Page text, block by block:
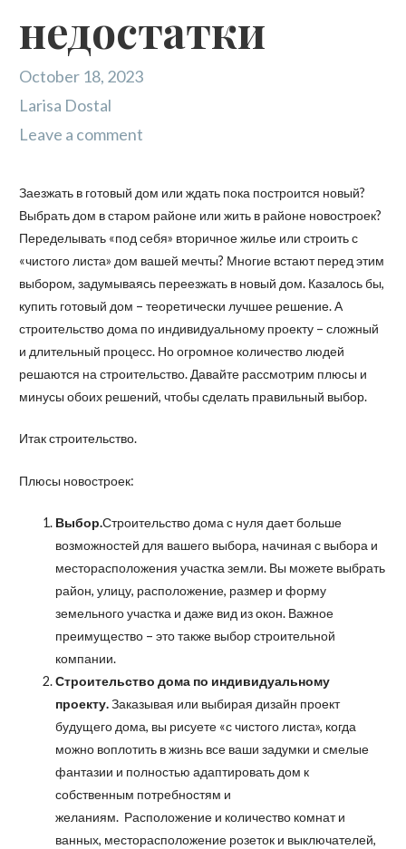
недостатки
October 18, 2023
Larisa Dostal
Leave a comment
Заезжать в готовый дом или ждать пока построится новый?
Выбрать дом в старом районе или жить в районе новостроек?
Переделывать «под себя» вторичное жилье или строить с
«чистого листа» дом вашей мечты? Многие встают перед этим
выбором, задумываясь переезжать в новый дом. Казалось бы,
купить готовый дом – теоретически лучшее решение. А
строительство дома по индивидуальному проекту – сложный
и длительный процесс. Но огромное количество людей
решаются на строительство. Давайте рассмотрим плюсы и
минусы обоих решений, чтобы сделать правильный выбор.
Итак строительство.
Плюсы новостроек:
Выбор.Строительство дома с нуля дает больше
возможностей для вашего выбора, начиная с выбора и
месторасположения участка земли. Вы можете выбрать
район, улицу, расположение, размер и форму
земельного участка и даже вид из окон. Важное
преимущество – это также выбор строительной
компании.
Строительство дома по индивидуальному
проекту.Заказывая или выбирая дизайн проект
будущего дома, вы рисуете «с чистого листа», когда
можно воплотить в жизнь все ваши задумки и смелые
фантазии и полностью адаптировать дом к
собственным потребностям и
желаниям. Расположение и количество комнат и
ванных, месторасположение розеток и выключателей,